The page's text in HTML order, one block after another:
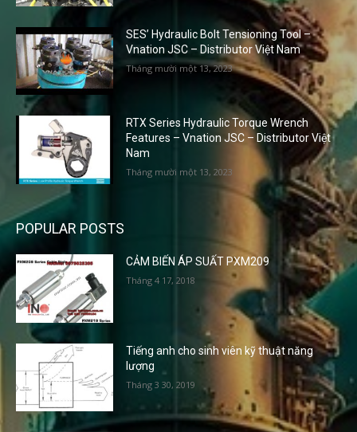
SES’ Hydraulic Bolt Tensioning Tool –
Vnation JSC – Distributor Việt Nam
Tháng mười một 13, 2023
RTX Series Hydraulic Torque Wrench
Features – Vnation JSC – Distributor Việt
Nam
Tháng mười một 13, 2023
POPULAR POSTS
CẢM BIẾN ÁP SUẤT PXM209
Tháng 4 17, 2018
Tiếng anh cho sinh viên kỹ thuật năng
lượng
Tháng 3 30, 2019